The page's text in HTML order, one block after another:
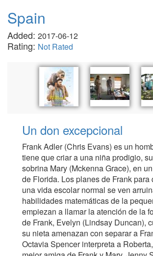
Spain
Added: 2017-06-12
Rating: Not Rated
Un don excepcional
Frank Adler (Chris Evans) es un
tiene que criar a una niña prodigio,
sobrina Mary (Mckenna Grace), en
de Florida. Los planes de Frank para
una vida escolar normal se ven
habilidades matemáticas de la
empiezan a llamar la atención de la
de Frank, Evelyn (Lindsay Duncan),
su nieta amenazan con separar a
Octavia Spencer interpreta a